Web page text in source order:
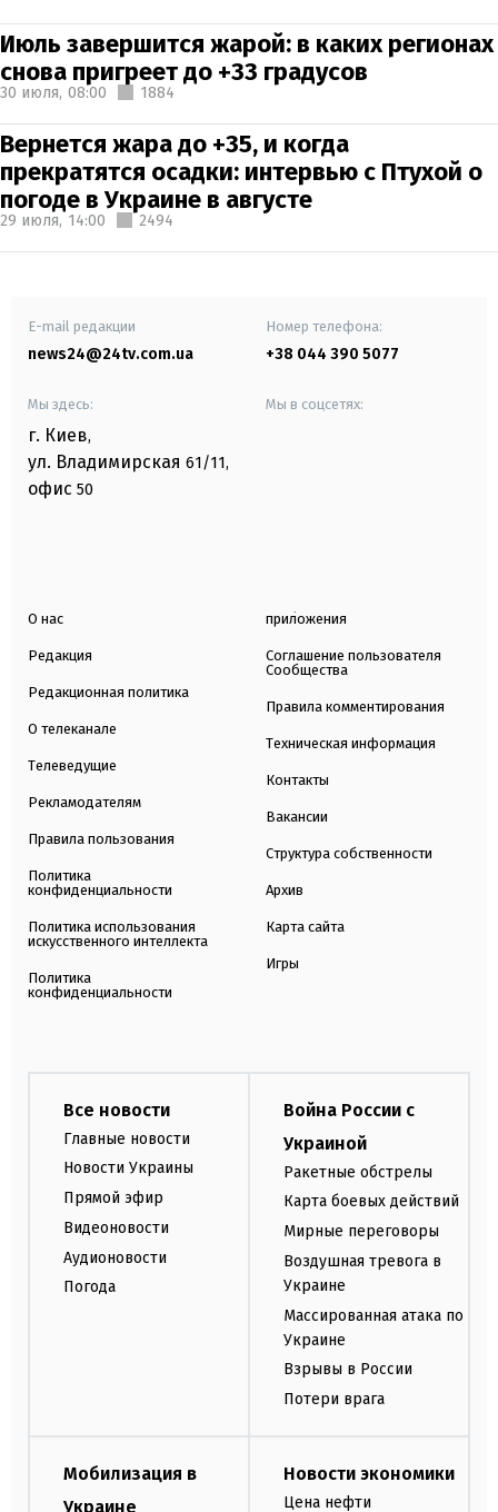
Июль завершится жарой: в каких регионах
снова пригреет до +33 градусов
30 июля, 08:00 1884
Вернется жара до +35, и когда
прекратятся осадки: интервью с Птухой о
погоде в Украине в августе
29 июля, 14:00 2494
E-mail редакции
news24@24tv.com.ua
Номер телефона:
+38 044 390 5077
Мы здесь:
г. Киев,
ул. Владимирская 61/11,
офис 50
Мы в соцсетях:
О нас
Редакция
Редакционная политика
О телеканале
Телеведущие
Рекламодателям
Правила пользования
Политика
конфиденциальности
Политика использования
искусственного интеллекта
Политика
конфиденциальности
приложения
Соглашение пользователя
Сообщества
Правила комментирования
Техническая информация
Контакты
Вакансии
Структура собственности
Архив
Карта сайта
Игры
Все новости
Главные новости
Новости Украины
Прямой эфир
Видеоновости
Аудионовости
Погода
Война России с
Украиной
Ракетные обстрелы
Карта боевых действий
Мирные переговоры
Воздушная тревога в
Украине
Массированная атака по
Украине
Взрывы в России
Потери врага
Мобилизация в
Украине
Новости экономики
Цена нефти